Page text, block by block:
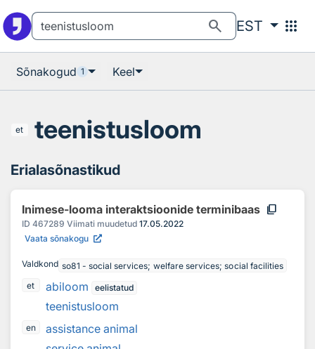
search EST apps
Sõnakogud 1 Keel
et teenistusloom
Erialasõnastikud
Inimese-looma interaktsioonide terminibaas content_copy
ID 467289 Viimati muudetud 17.05.2022
Vaata sõnakogu
Valdkond so81 - social services; welfare services; social facilities
et
abiloom eelistatud
teenistusloom
en
assistance animal